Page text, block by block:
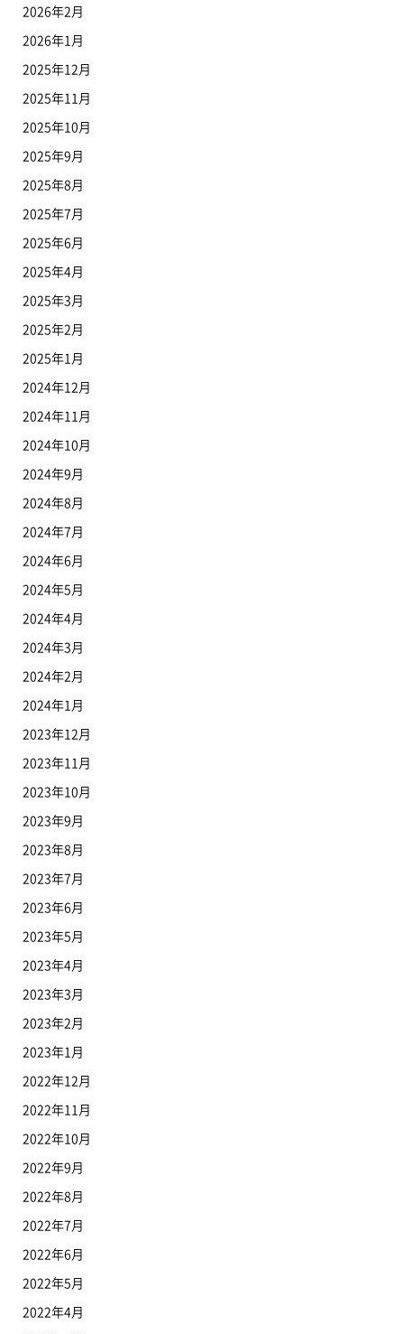
2026年2月
2026年1月
2025年12月
2025年11月
2025年10月
2025年9月
2025年8月
2025年7月
2025年6月
2025年4月
2025年3月
2025年2月
2025年1月
2024年12月
2024年11月
2024年10月
2024年9月
2024年8月
2024年7月
2024年6月
2024年5月
2024年4月
2024年3月
2024年2月
2024年1月
2023年12月
2023年11月
2023年10月
2023年9月
2023年8月
2023年7月
2023年6月
2023年5月
2023年4月
2023年3月
2023年2月
2023年1月
2022年12月
2022年11月
2022年10月
2022年9月
2022年8月
2022年7月
2022年6月
2022年5月
2022年4月